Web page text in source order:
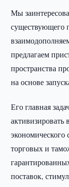
Мы
существующего
предлагаем
пространства
на основе
Его главная
экономического
торговых и
поставок,